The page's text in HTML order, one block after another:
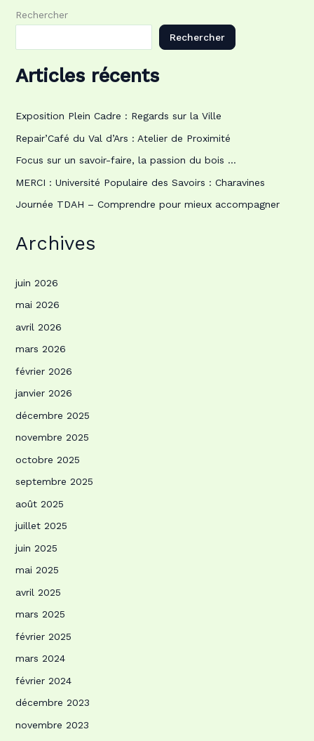
Rechercher
Rechercher
Articles récents
Exposition Plein Cadre : Regards sur la Ville
Repair’Café du Val d’Ars : Atelier de Proximité
Focus sur un savoir-faire, la passion du bois …
MERCI : Université Populaire des Savoirs : Charavines
Journée TDAH – Comprendre pour mieux accompagner
Archives
juin 2026
mai 2026
avril 2026
mars 2026
février 2026
janvier 2026
décembre 2025
novembre 2025
octobre 2025
septembre 2025
août 2025
juillet 2025
juin 2025
mai 2025
avril 2025
mars 2025
février 2025
mars 2024
février 2024
décembre 2023
novembre 2023